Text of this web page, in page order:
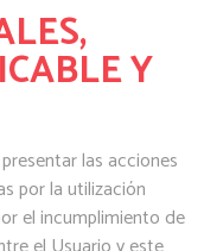
Y
las acciones
por la utilización
el incumplimiento de